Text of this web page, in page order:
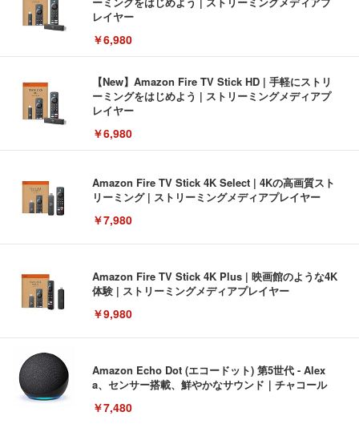
レイヤー
￥6,980
【New】Amazon Fire TV Stick HD | 手軽にストリ
ーミングをはじめよう | ストリーミングメディアプ
レイヤー
￥6,980
Amazon Fire TV Stick 4K Select | 4Kの高画質スト
リーミング | ストリーミングメディアプレイヤー
￥7,980
Amazon Fire TV Stick 4K Plus | 映画館のような4K
体験 | ストリーミングメディアプレイヤー
￥9,980
Amazon Echo Dot (エコードット) 第5世代 - Alex
a、センサー搭載、鮮やかなサウンド｜チャコール
￥7,480